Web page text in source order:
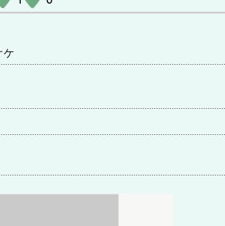
ケ